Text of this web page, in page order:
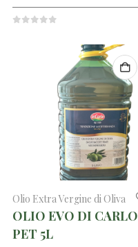
Olio Extra Vergine di Oliva
OLIO EVO DI CARLO
PET 5L